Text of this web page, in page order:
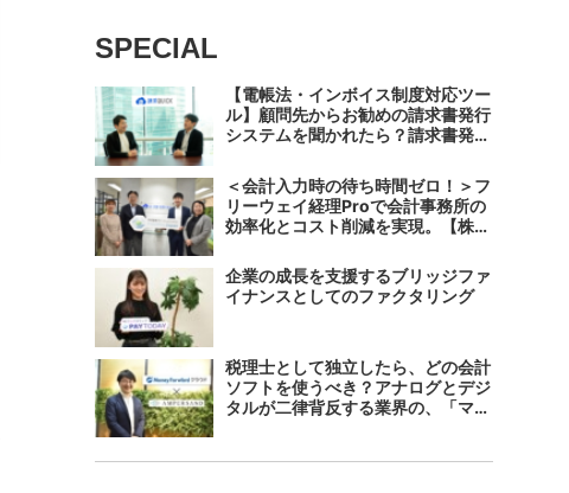
SPECIAL
【電帳法・インボイス制度対応ツー
ル】顧問先からお勧めの請求書発行
システムを聞かれたら？請求書発行
つのシステムで完結する 「請求
QUICK」の魅力に迫る
＜会計入力時の待ち時間ゼロ！＞フ
リーウェイ経理Proで会計事務所の
効率化とコスト削減を実現。【株式
郷税理士法人（経理宅配便事業
部）】
企業の成長を支援するブリッジファ
イナンスとしてのファクタリング
税理士として独立したら、どの会計
ソフトを使うべき？アナログとデジ
タルが二律背反する業界の、「マネ